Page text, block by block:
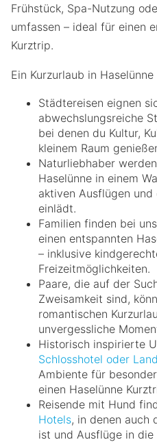
Frühstück, Spa-Nutzung
umfassen – ideal für einen
Kurztrip.
Ein Kurzurlaub in
Städtereisen eignen
abwechslungsreiche
bei denen du Kultur,
kleinem Raum
Naturliebhaber
Haselünne in einem
aktiven Ausflügen und
einlädt.
Familien finden bei
einen entspannten
– inklusive
Freizeitmöglichkeiten.
Paare, die auf der
Zweisamkeit sind,
romantischen
unvergessliche
Historisch inspirierte
Schlosshotel oder
Ambiente für
einen Haselünne
Reisende mit Hund
Hotels, in denen auch
ist und Ausflüge in